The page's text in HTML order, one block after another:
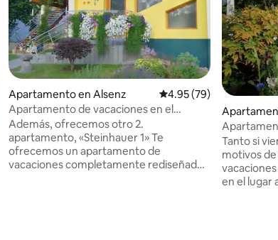
promedio: 5.0 de 5, 72 reseñas
Apartamento en Alsenz Calificación promedio:
4.95 (79)
Apartamento de vacaciones en el
parque de arenisca «Steinhauer 2»
Además, ofrecemos otro 2.
apartamento, «Steinhauer 1» Te
ofrecemos un apartamento de
vacaciones completamente rediseñado
m
(planta
Tanto si
motivos de
en el lugar